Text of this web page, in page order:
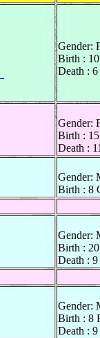
Gender:
Birth :
Death :
Gender:
Birth :
Death :
Gender:
Birth : 8
Gender:
Birth :
Death :
Gender:
Birth : 8
Death :